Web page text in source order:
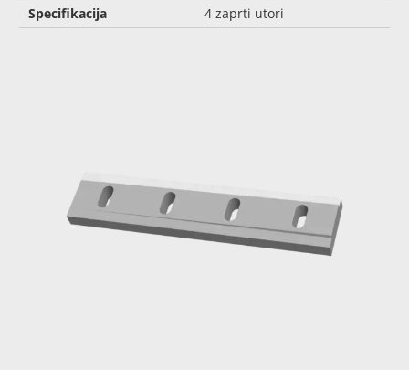
Specifikacija
4 zaprti utori